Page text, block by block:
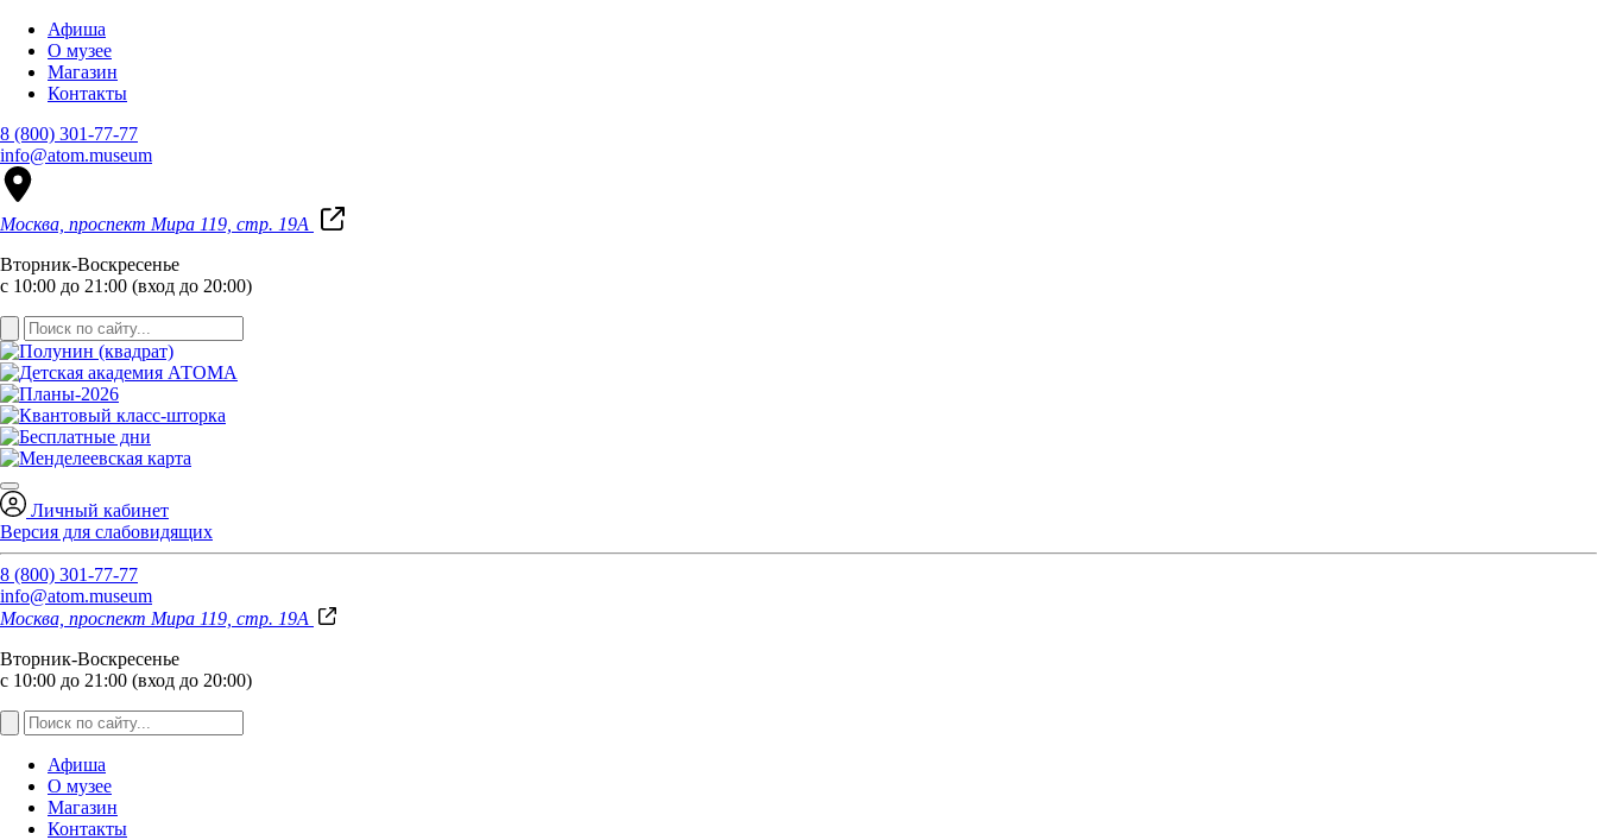
Афиша
О музее
Магазин
Контакты
8 (800) 301-77-77
info@atom.museum
Москва, проспект Мира 119, стр. 19А
Вторник-Воскресенье
с 10:00 до 21:00 (вход до 20:00)
Личный кабинет
Версия для слабовидящих
8 (800) 301-77-77
info@atom.museum
Москва, проспект Мира 119, стр. 19А
Вторник-Воскресенье
с 10:00 до 21:00 (вход до 20:00)
Афиша
О музее
Магазин
Контакты